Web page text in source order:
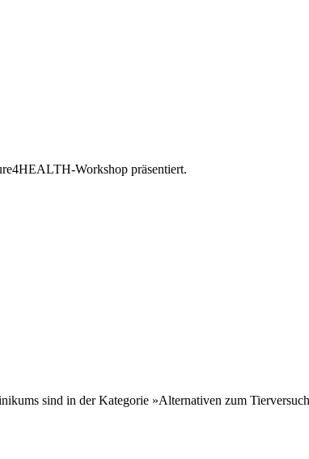
Workshop präsentiert.
sind in der Kategorie »Alternativen zum